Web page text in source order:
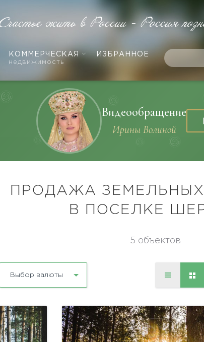
КОММЕРЧЕСКАЯ
недвижимость
ИЗБРАННОЕ
жить в России - Россия
Видеообращение
Ирины Волиной
ПРОДАЖА
В ПОСЕЛКЕ
5 объектов
Выбор валюты